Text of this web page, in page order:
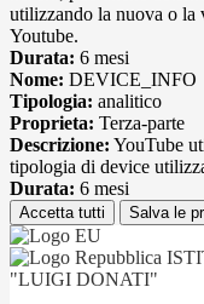
utilizzando la nuova o la
Youtube.
Durata: 6 mesi
Nome: DEVICE_INFO
Tipologia: analitico
Proprieta: Terza-parte
Descrizione: YouTube
tipologia di device
Durata: 6 mesi
Accetta tutti Salva le
"LUIGI DONATI"